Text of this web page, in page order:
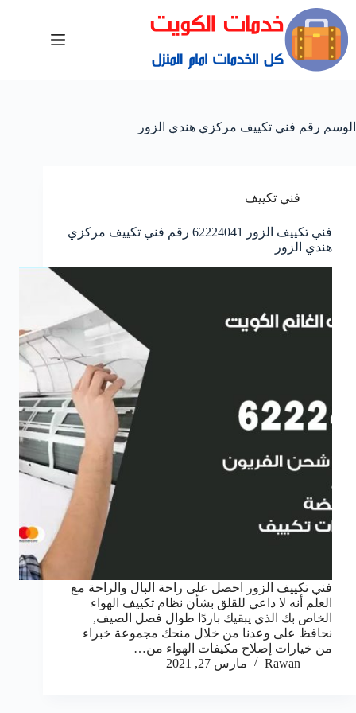
الوسم رقم فني تكييف مركزي هندي الزور
فني تكييف
فني تكييف الزور 62224041 رقم فني تكييف مركزي
هندي الزور
فني تكييف الزور احصل على راحة البال والراحة مع
العلم أنه لا داعي للقلق بشأن نظام تكييف الهواء
الخاص بك الذي يبقيك باردًا طوال فصل الصيف,
نحافظ على وعدنا من خلال منحك مجموعة خبراء
من خيارات إصلاح مكيفات الهواء من…
Rawan
مارس 27, 2021